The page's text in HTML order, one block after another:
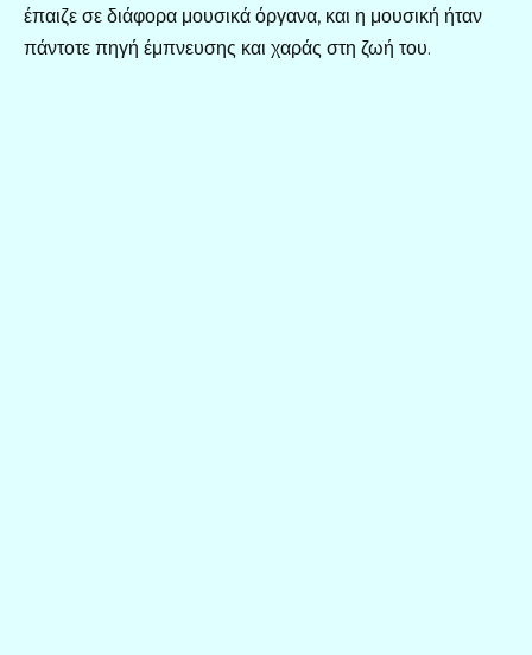
έπαιζε σε διάφορα μουσικά όργανα, και η μουσική ήταν
πάντοτε πηγή έμπνευσης και χαράς στη ζωή του.